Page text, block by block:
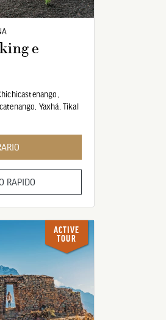
e
Yaxhá, Tikal
RAPIDO
ACTIVE
TOUR